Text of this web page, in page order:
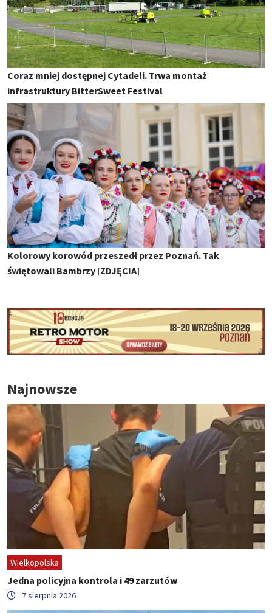
Coraz mniej dostępnej Cytadeli. Trwa montaż
infrastruktury BitterSweet Festival
Kolorowy korowód przeszedł przez Poznań. Tak
świętowali Bambrzy [ZDJĘCIA]
Najnowsze
Wielkopolska
Jedna policyjna kontrola i 49 zarzutów
7 sierpnia 2026